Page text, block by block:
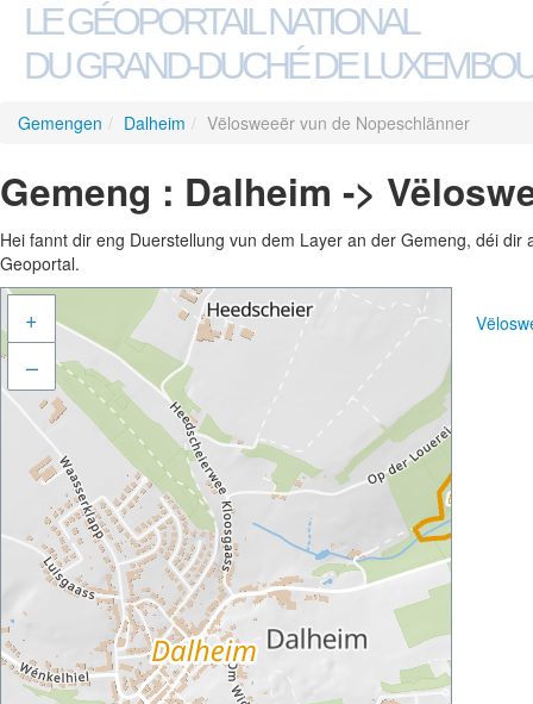
LE GÉOPORTAIL NATIONAL
DU GRAND-DUCHÉ DE
Gemengen / Dalheim / Vëlosweeër vun de Nopeschlänner
Gemeng : Dalheim ->
Hei fannt dir eng Duerstellung vun dem Layer an der Gemeng, déi
Geoportal.
+
–